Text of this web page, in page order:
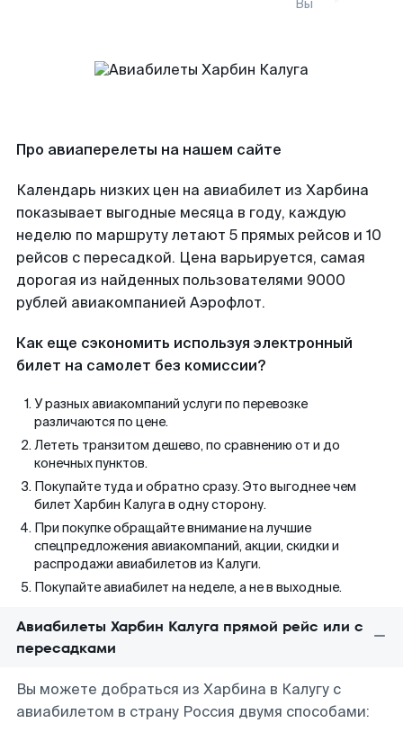
Вы
Про авиаперелеты на нашем сайте
Календарь низких цен на авиабилет из Харбина
показывает выгодные месяца в году, каждую
неделю по маршруту летают 5 прямых рейсов и 10
рейсов с пересадкой. Цена варьируется, самая
дорогая из найденных пользователями 9000
рублей авиакомпанией Аэрофлот.
Как еще сэкономить используя электронный
билет на самолет без комиссии?
У разных авиакомпаний услуги по перевозке
различаются по цене.
Лететь транзитом дешево, по сравнению от и до
конечных пунктов.
Покупайте туда и обратно сразу. Это выгоднее чем
билет Харбин Калуга в одну сторону.
При покупке обращайте внимание на лучшие
спецпредложения авиакомпаний, акции, скидки и
распродажи авиабилетов из Калуги.
Покупайте авиабилет на неделе, а не в выходные.
Авиабилеты Харбин Калуга прямой рейс или с
пересадками
Вы можете добраться из Харбина в Калугу с
авиабилетом в страну Россия двумя способами: